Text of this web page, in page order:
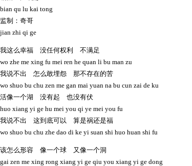
bian qu lu kai tong
监制：奇哥
jian zhi qi ge
我这么幸福 没任何权利 不满足
wo zhe me xing fu mei ren he quan li bu man zu
我说不出 怎么敢埋怨 那不存在的苦
wo shuo bu chu zen me gan mai yuan na bu cun zai de ku
活像一个湖 没有起 也没有伏
huo xiang yi ge hu mei you qi ye mei you fu
我说不出 这到底可以 算是祸还是福
wo shuo bu chu zhe dao di ke yi suan shi huo huan shi fu
该怎么形容 像一个球 又像一个洞
gai zen me xing rong xiang yi ge qiu you xiang yi ge dong